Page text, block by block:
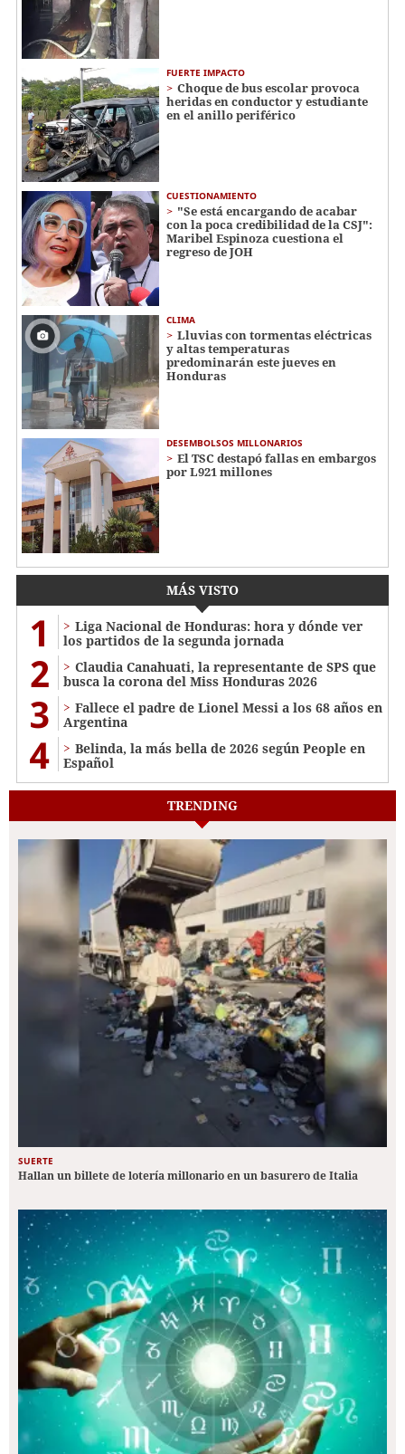
FUERTE IMPACTO
Choque de bus escolar provoca
heridas en conductor y estudiante
en el anillo periférico
CUESTIONAMIENTO
"Se está encargando de acabar
con la poca credibilidad de la CSJ":
Maribel Espinoza cuestiona el
regreso de JOH
CLIMA
Lluvias con tormentas eléctricas
y altas temperaturas
predominarán este jueves en
Honduras
DESEMBOLSOS MILLONARIOS
El TSC destapó fallas en embargos
por L921 millones
MÁS VISTO
1
Liga Nacional de Honduras: hora y dónde ver
los partidos de la segunda jornada
2
Claudia Canahuati, la representante de SPS que
busca la corona del Miss Honduras 2026
3
Fallece el padre de Lionel Messi a los 68 años en
Argentina
4
Belinda, la más bella de 2026 según People en
Español
TRENDING
SUERTE
Hallan un billete de lotería millonario en un basurero de Italia